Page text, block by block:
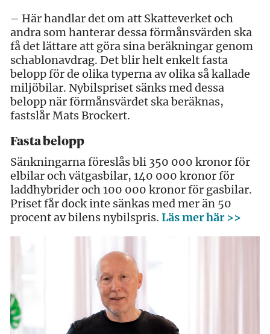
– Här handlar det om att Skatteverket och
andra som hanterar dessa förmånsvärden ska
få det lättare att göra sina beräkningar genom
schablonavdrag. Det blir helt enkelt fasta
belopp för de olika typerna av olika så kallade
miljöbilar. Nybilspriset sänks med dessa
belopp när förmånsvärdet ska beräknas,
fastslår Mats Brockert.
Fasta belopp
Sänkningarna föreslås bli 350 000 kronor för
elbilar och vätgasbilar, 140 000 kronor för
laddhybrider och 100 000 kronor för gasbilar.
Priset får dock inte sänkas med mer än 50
procent av bilens nybilspris. Läs mer här >>